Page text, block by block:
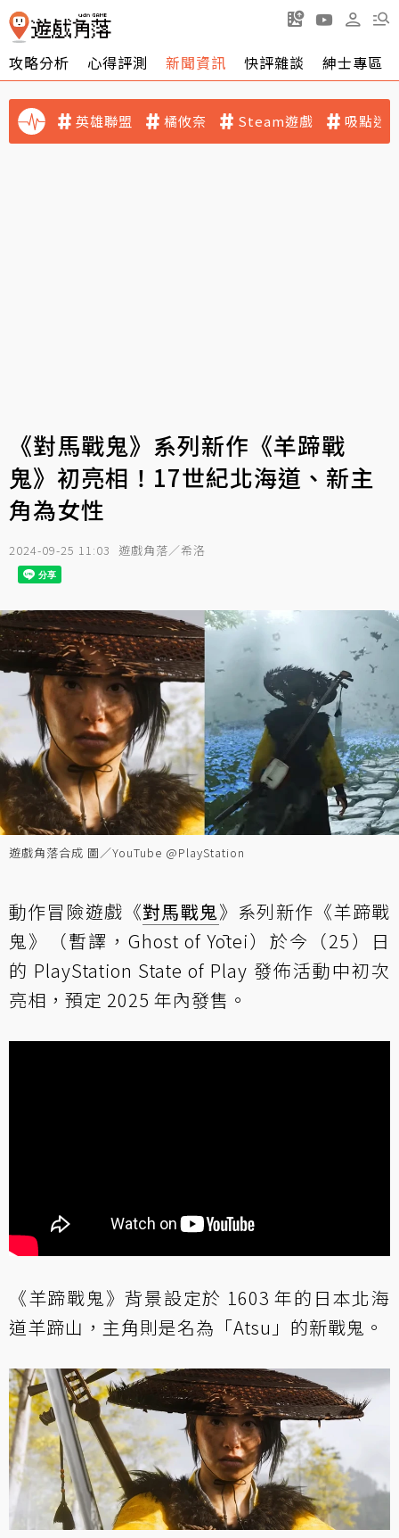
攻略分析 心得評測 新聞資訊 快評雜談 紳士專區
英雄聯盟 橘攸奈 Steam遊戲 吸點迷
《對馬戰鬼》系列新作《羊蹄戰
鬼》初亮相！17世紀北海道、新主
角為女性
2024-09-25 11:03 遊戲角落／希洛
遊戲角落合成 圖／YouTube @PlayStation
動作冒險遊戲《對馬戰鬼》系列新作《羊蹄戰
鬼》（暫譯，Ghost of Yōtei）於今（25）日
的 PlayStation State of Play 發佈活動中初次
亮相，預定 2025 年內發售。
《羊蹄戰鬼》背景設定於 1603 年的日本北海
道羊蹄山，主角則是名為「Atsu」的新戰鬼。